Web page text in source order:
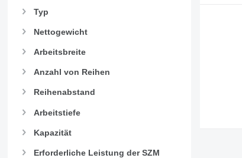
Typ
Nettogewicht
Arbeitsbreite
Anzahl von Reihen
Reihenabstand
Arbeitstiefe
Kapazität
Erforderliche Leistung der SZM